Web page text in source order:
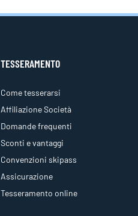
TESSERAMENTO
Come tesserarsi
Affiliazione Società
Domande frequenti
Sconti e vantaggi
Convenzioni skipass
Assicurazione
Tesseramento online